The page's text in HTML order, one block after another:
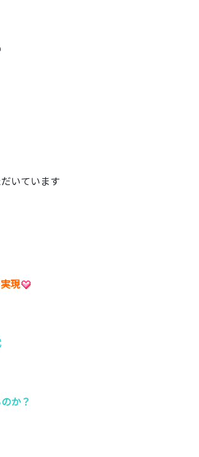
いています
現
か？